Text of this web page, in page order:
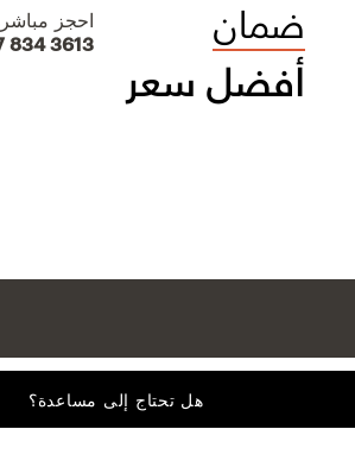
احجز
834 3613
هل تحتاج إلى مساعدة؟